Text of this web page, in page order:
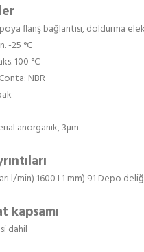
flanş bağlantısı, doldurma
-25 °C
100 °C
NBR
anorganik, 3µm
l/min) 1600 L1 mm) 91 Depo
kapsamı
dahil